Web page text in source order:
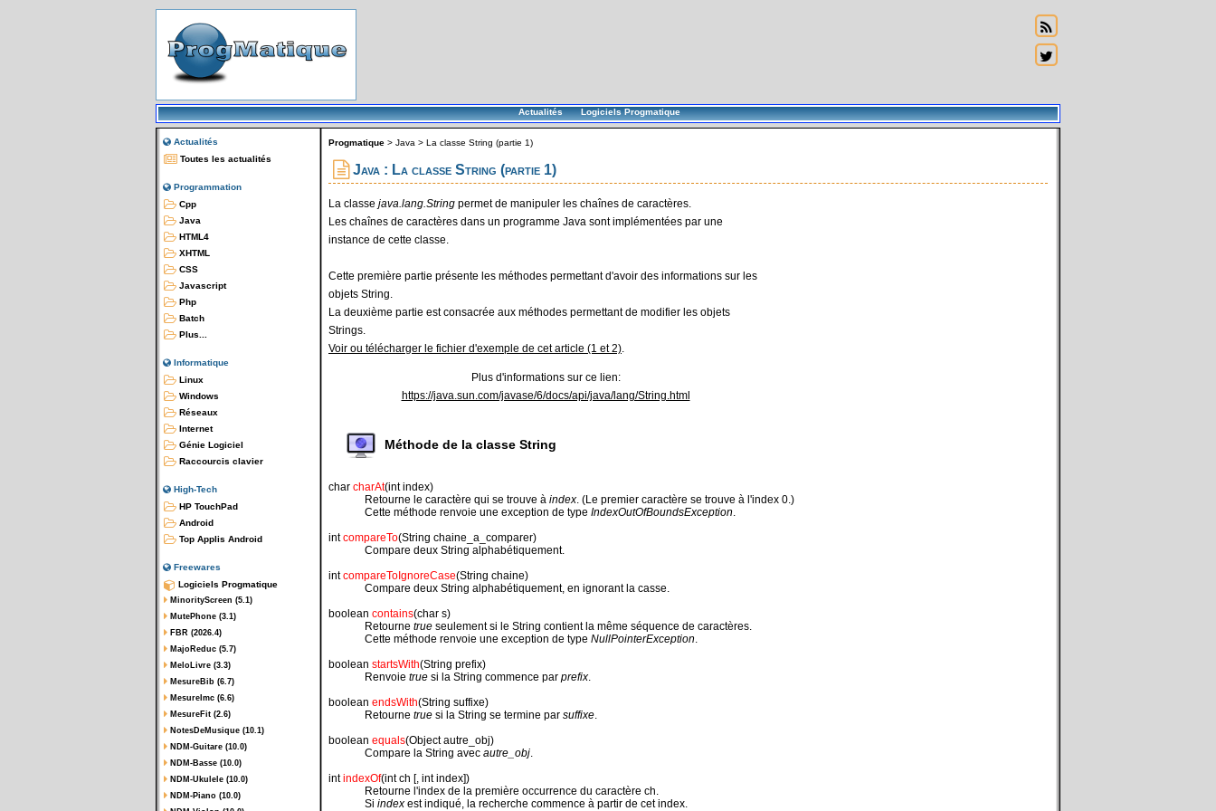
Actualités Logiciels Progmatique
Actualités
Toutes les actualités
Programmation
Cpp
Java
HTML4
XHTML
CSS
Javascript
Php
Batch
Plus...
Informatique
Linux
Windows
Réseaux
Internet
Génie Logiciel
Raccourcis clavier
High-Tech
HP TouchPad
Android
Top Applis Android
Freewares
Logiciels Progmatique
MinorityScreen (5.1)
MutePhone (3.1)
FBR (2026.4)
MajoReduc (5.7)
MeloLivre (3.3)
MesureBib (6.7)
MesureImc (6.6)
MesureFit (2.6)
NotesDeMusique (10.1)
NDM-Guitare (10.0)
NDM-Basse (10.0)
NDM-Ukulele (10.0)
NDM-Piano (10.0)
Progmatique > Java > La classe String (partie 1)
Java : La classe String (partie 1)
La classe java.lang.String permet de manipuler les chaînes de caractères.
Les chaînes de caractères dans un programme Java sont implémentées par une
instance de cette classe.
Cette première partie présente les méthodes permettant d'avoir des informations sur les
objets String.
La deuxième partie est consacrée aux méthodes permettant de modifier les objets
Strings.
Voir ou télécharger le fichier d'exemple de cet article (1 et 2)
Plus d'informations sur ce lien:
https://java.sun.com/javase/6/docs/api/java/lang/String.html
Méthode de la classe String
char charAt(int index)
Retourne le caractère qui se trouve à index. (Le premier caractère se trouve à l'index 0.)
Cette méthode renvoie une exception de type IndexOutOfBoundsException.
intcompareTo(String chaine_a_comparer)
Compare deux String alphabétiquement.
intcompareToIgnoreCase(String chaine)
Compare deux String alphabétiquement, en ignorant la casse.
boolean contains(char s)
Retourne true seulement si le String contient la même séquence de caractères.
Cette méthode renvoie une exception de type NullPointerException.
boolean startsWith(String prefix)
Renvoie true si la String commence par prefix.
boolean endsWith(String suffixe)
Retourne true si la String se termine par suffixe.
boolean equals(Object autre_obj)
Compare la String avec autre_obj.
intindexOf(int ch [, int index])
Retourne l'index de la première occurrence du caractère ch.
Si index est indiqué, la recherche commence à partir de cet index.